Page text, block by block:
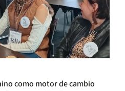
como motor de cambio